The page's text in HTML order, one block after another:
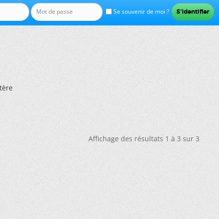
Se souvenir de moi ?
Affichage des résultats 1 à 3 sur 3